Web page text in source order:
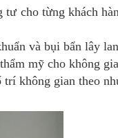
cho từng khách
và bụi bẩn lây
mỹ cho không
không gian theo